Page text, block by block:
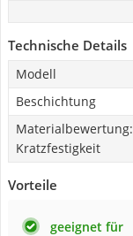
Technische Details
Modell
Beschichtung
Materialbewertung:
Kratzfestigkeit
Vorteile
geeignet für